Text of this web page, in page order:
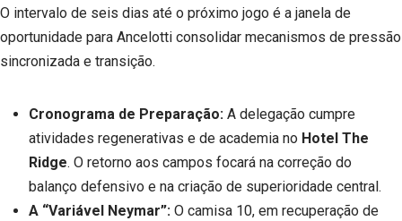
O intervalo de seis dias até o próximo jogo é a janela de
oportunidade para Ancelotti consolidar mecanismos de pressão
sincronizada e transição.
Cronograma de Preparação: A delegação cumpre
atividades regenerativas e de academia no Hotel The
Ridge. O retorno aos campos focará na correção do
balanço defensivo e na criação de superioridade central.
A “Variável Neymar”: O camisa 10, em recuperação de